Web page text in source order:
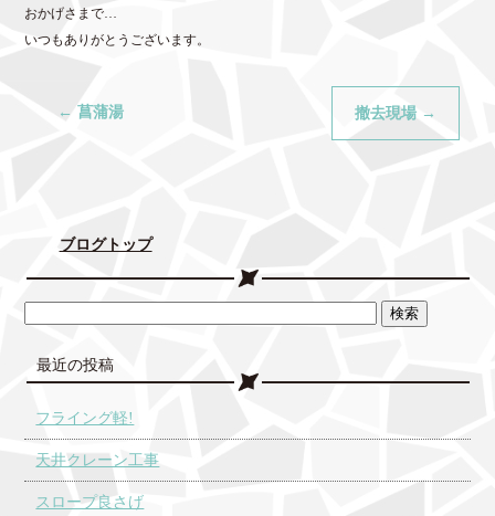
おかげさまで…
いつもありがとうございます。
← 菖蒲湯 撤去現場 →
ブログトップ
最近の投稿
フライング軽!
天井クレーン工事
スロープ良さげ